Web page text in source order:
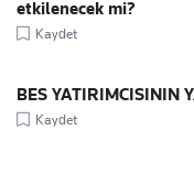
etkilenecek mi?
Kaydet
BES YATIRIMCISININ
Kaydet